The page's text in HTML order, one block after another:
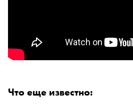
Что еще известно: